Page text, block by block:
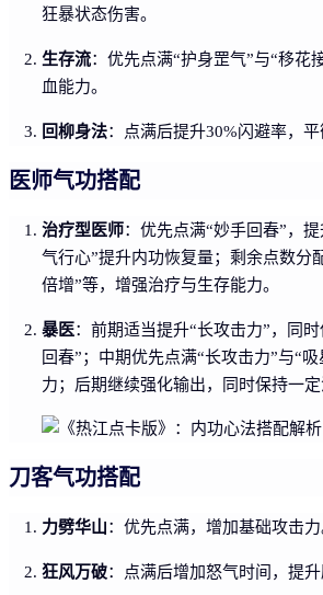
狂暴状态伤害。
生存流：优先点满“护身罡气”与“移花
血能力。
回柳身法：点满后提升30%闪避率，平
医师气功搭配
治疗型医师：优先点满“妙手回春”，
气行心”提升内功恢复量；剩余点数分
倍增”等，增强治疗与生存能力。
暴医：前期适当提升“长攻击力”，同
回春”；中期优先点满“长攻击力”与“
力；后期继续强化输出，同时保持一定
刀客气功搭配
力劈华山：优先点满，增加基础攻击力
狂风万破：点满后增加怒气时间，提升